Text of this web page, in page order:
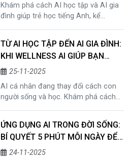
Khám phá cách AI học tập và AI gia
đình giúp trẻ học tiếng Anh, kể
30%. Ứng dụng AI giúp việc học trở
nên vui và sáng tạo.
TỪ AI HỌC TẬP ĐẾN AI GIA ĐÌNH:
KHI WELLNESS AI GIÚP BẠN
SỐNG KHOA HỌC HƠN 30%
25-11-2025
AI cá nhân đang thay đổi cách con
người sống và học. Khám phá cách
gian, cải thiện sức khỏe và sắp xếp
mọi thứ khoa học hơn.
ỨNG DỤNG AI TRONG ĐỜI SỐNG:
BÍ QUYẾT 5 PHÚT MỖI NGÀY ĐỂ
PHÁT TRIỂN TƯ DUY CÁ NHÂN
24-11-2025